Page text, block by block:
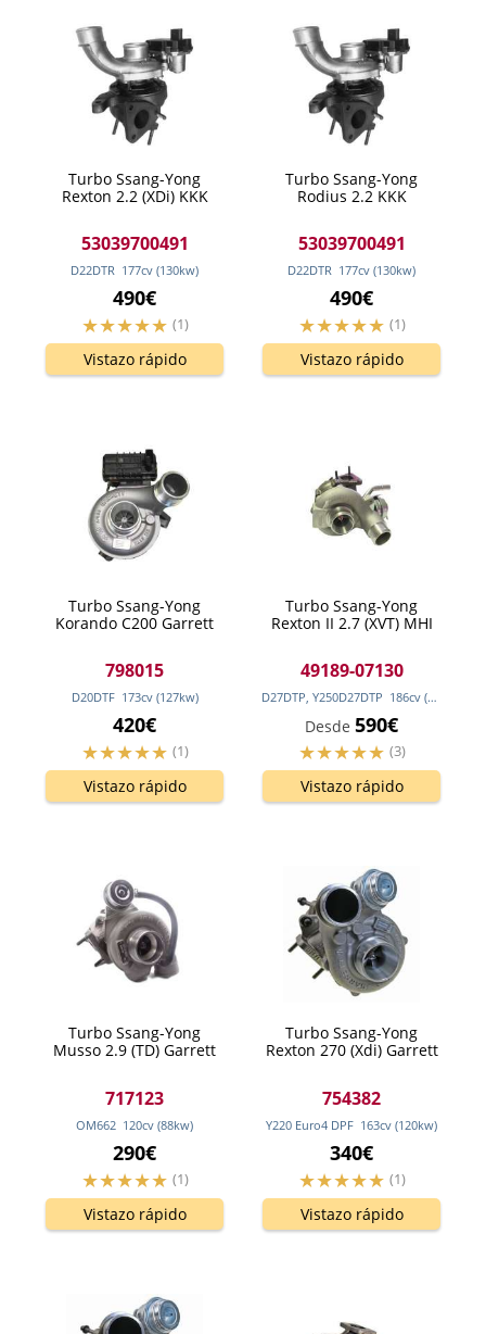
Turbo Ssang-Yong
Rexton 2.2 (XDi) KKK
53039700491
D22DTR 177cv (130kw)
490€
(1)
Vistazo rápido
Turbo Ssang-Yong
Rodius 2.2 KKK
53039700491
D22DTR 177cv (130kw)
490€
(1)
Vistazo rápido
Turbo Ssang-Yong
Korando C200 Garrett
798015
D20DTF 173cv (127kw)
420€
(1)
Vistazo rápido
Turbo Ssang-Yong
Rexton II 2.7 (XVT) MHI
49189-07130
D27DTP, Y250D27DTP 186cv (137
Desde 590€
(3)
Vistazo rápido
Turbo Ssang-Yong
Musso 2.9 (TD) Garrett
717123
OM662 120cv (88kw)
290€
(1)
Vistazo rápido
Turbo Ssang-Yong
Rexton 270 (Xdi) Garrett
754382
Y220 Euro4 DPF 163cv (120kw)
340€
(1)
Vistazo rápido